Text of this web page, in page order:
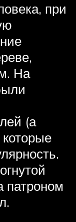
при
На
(а
патроном